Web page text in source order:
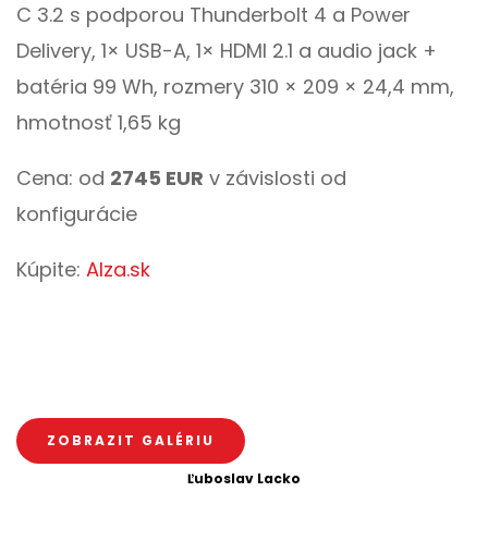
C 3.2 s podporou Thunderbolt 4 a Power
Delivery, 1× USB-A, 1× HDMI 2.1 a audio jack +
batéria 99 Wh, rozmery 310 × 209 × 24,4 mm,
hmotnosť 1,65 kg
Cena: od 2745 EUR v závislosti od
konfigurácie
Kúpite: Alza.sk
ZOBRAZIT GALÉRIU
Ľuboslav Lacko­